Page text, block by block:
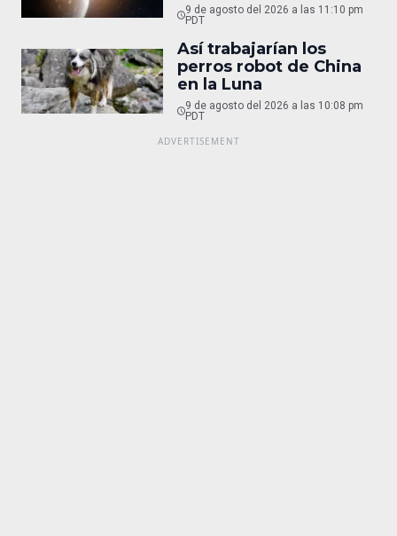
9 de agosto del 2026 a las 11:10 pm
PDT
Así trabajarían los
perros robot de China
en la Luna
9 de agosto del 2026 a las 10:08 pm
PDT